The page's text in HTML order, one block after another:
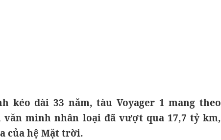
kéo dài 33 năm, tàu Voyager 1 mang theo
văn minh nhân loại đã vượt qua 17,7 tỷ km,
của hệ Mặt trời.